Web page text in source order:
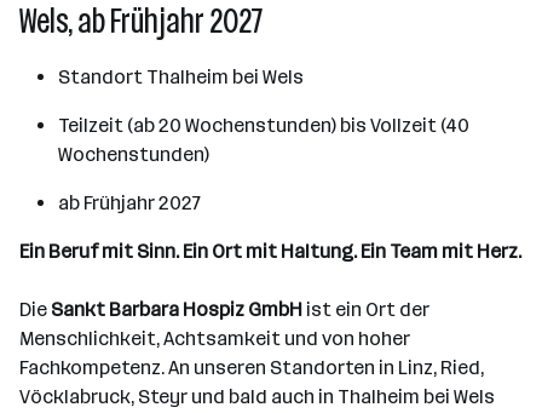
Wels, ab Frühjahr 2027
Standort Thalheim bei Wels
Teilzeit (ab 20 Wochenstunden) bis Vollzeit (40
Wochenstunden)
ab Frühjahr 2027
Ein Beruf mit Sinn. Ein Ort mit Haltung. Ein Team mit Herz.
Die Sankt Barbara Hospiz GmbH ist ein Ort der
Menschlichkeit, Achtsamkeit und von hoher
Fachkompetenz. An unseren Standorten in Linz, Ried,
Vöcklabruck, Steyr und bald auch in Thalheim bei Wels